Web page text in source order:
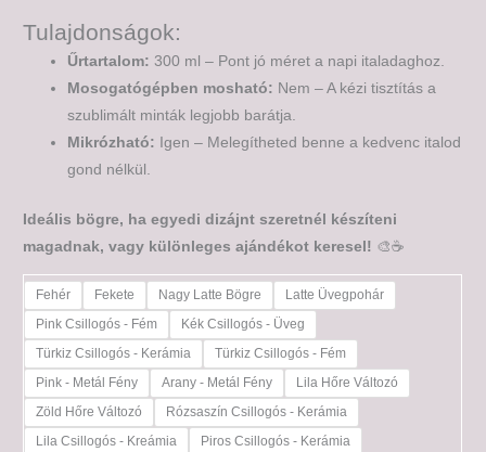
Tulajdonságok:
Űrtartalom: 300 ml – Pont jó méret a napi italadaghoz.
Mosogatógépben mosható: Nem – A kézi tisztítás a
szublimált minták legjobb barátja.
Mikrózható: Igen – Melegítheted benne a kedvenc italod
gond nélkül.
Ideális bögre, ha egyedi dizájnt szeretnél készíteni
magadnak, vagy különleges ajándékot keresel! 🎨☕
Fehér Fekete Nagy Latte Bögre
Latte Üvegpohár
Pink Csillogós - Fém
Kék Csillogós - Üveg
Türkiz Csillogós - Kerámia
Türkiz Csillogós - Fém
Pink - Metál Fény
Arany - Metál Fény
Lila Hőre Változó
Zöld Hőre Változó
Rózsaszín Csillogós - Kerámia
Lila Csillogós - Kreámia
Piros Csillogós - Kerámia